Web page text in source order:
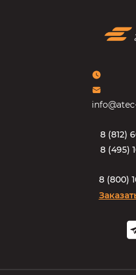
8 (812) 6
8 (495) 1
8 (800) 1